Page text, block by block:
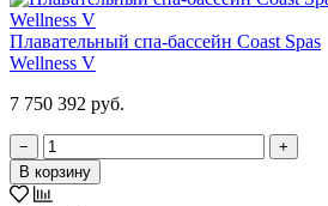
Плавательный спа-бассейн Coast Spas
Wellness V
7 750 392 руб.
−
+
В корзину